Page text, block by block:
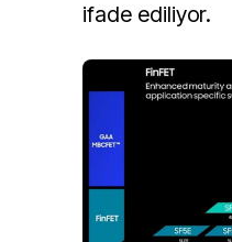
ifade ediliyor.